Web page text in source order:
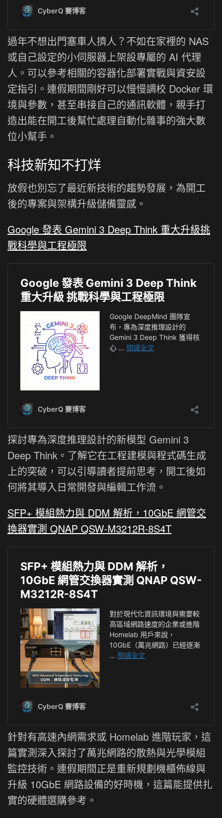
過年不想出門塞車人擠人？不如在家裡的 NAS
或自己設定的小伺服器上架設專屬的 AI 代理
人。可以參考相關的容器化部署實戰與資安設
定指引。連假期間剛好可以慢慢調校 Docker 環
境與參數，甚至串接自己的通訊軟體，親手打
造出能在開工後幫忙處理自動化雜事的強大數
位小幫手。
科技新知不打烊
放假也別忘了最近新技術的趨勢發展，為開工
後的專案與架構升級儲備靈感。
Google 發表 Gemini 3 Deep Think 重大升級挑
戰科學與工程極限
探討專為深度推理設計的新模型 Gemini 3
Deep Think。了解它在工程建模與程式碼生成
上的突破，可以引導讀者提前思考，開工後如
何將其導入日常開發與編輯工作流。
SFP+ 模組熱力與 DDM 解析，10GbE 網管交
換器實測 QNAP QSW-M3212R-8S4T
針對有高速內網需求或 Homelab 進階玩家，這
篇實測深入探討了萬兆網路的散熱與光學模組
監控技術。連假期間正是重新規劃機櫃佈線與
升級 10GbE 網路設備的好時機，這篇能提供扎
實的硬體選購參考。